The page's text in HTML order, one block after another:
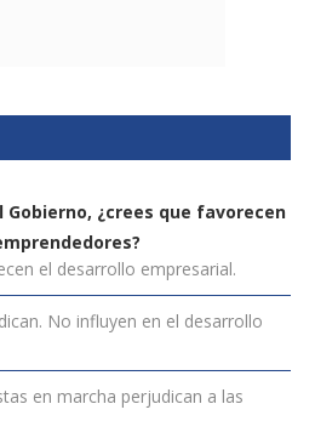
¿crees que favorecen
el desarrollo empresarial.
No influyen en el desarrollo
en marcha perjudican a las